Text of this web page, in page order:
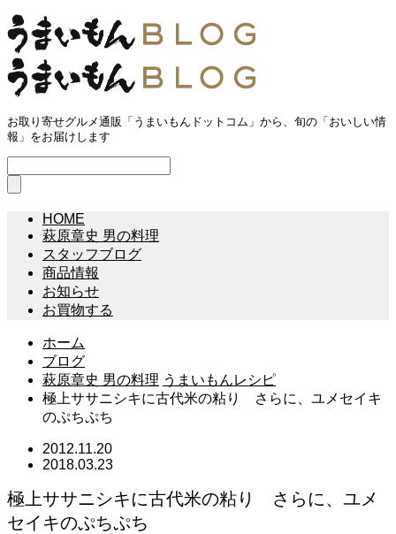
お取り寄せグルメ通販「うまいもんドットコム」から、旬の「おいしい情
報」をお届けします
HOME
萩原章史 男の料理
スタッフブログ
商品情報
お知らせ
お買物する
ホーム
ブログ
萩原章史 男の料理 うまいもんレシピ
極上ササニシキに古代​米の粘り さらに、ユメセイキ
の​ぷちぷち
2012.11.20
2018.03.23
極上ササニシキに古代​米の粘り さらに、ユメ
セイキの​ぷちぷち